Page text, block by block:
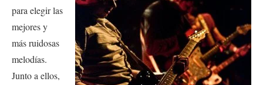
para elegir las
mejores y
más ruidosas
melodías.
Junto a ellos,